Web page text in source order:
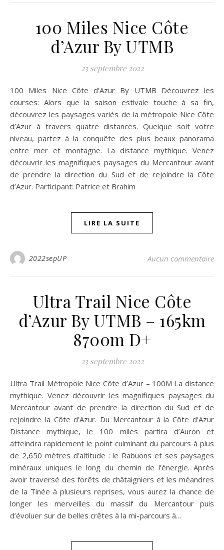
100 Miles Nice Côte
d’Azur By UTMB
23 septembre 2022
100 Miles Nice Côte d’Azur By UTMB Découvrez les
courses: Alors que la saison estivale touche à sa fin,
découvrez les paysages variés de la métropole Nice Côte
d’Azur à travers quatre distances. Quelque soit votre
niveau, partez à la conquête des plus beaux panorama
entre mer et montagne. La distance mythique. Venez
découvrir les magnifiques paysages du Mercantour avant
de prendre la direction du Sud et de rejoindre la Côte
d’Azur. Participant: Patrice et Brahim
LIRE LA SUITE
2022sepUP Aucun commentaire
Ultra Trail Nice Côte
d’Azur By UTMB – 165km
8700m D+
23 septembre 2022
Ultra Trail Métropole Nice Côte d’Azur – 100M La distance
mythique. Venez découvrir les magnifiques paysages du
Mercantour avant de prendre la direction du Sud et de
rejoindre la Côte d’Azur. Du Mercantour à la Côte d’Azur
Distance mythique, le 100 miles partira d’Auron et
atteindra rapidement le point culminant du parcours à plus
de 2,650 mètres d’altitude : le Rabuons et ses paysages
minéraux uniques le long du chemin de l’énergie. Après
avoir traversé des forêts de châtaigniers et les méandres
de la Tinée à plusieurs reprises, vous aurez la chance de
longer les merveilles du massif du Mercantour puis
d’évoluer sur de belles crêtes à la mi-parcours à…